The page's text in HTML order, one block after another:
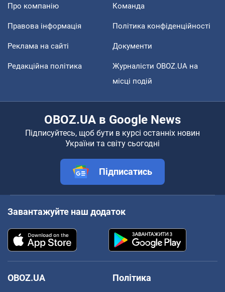
Про компанію Команда
Правова інформація Політика конфіденційності
Реклама на сайті Документи
Редакційна політика
Журналісти OBOZ.UA на
місці подій
OBOZ.UA в Google News
Підписуйтесь, щоб бути в курсі останніх новин
України та світу сьогодні
Підписатись
Завантажуйте наш додаток
OBOZ.UA
Політика